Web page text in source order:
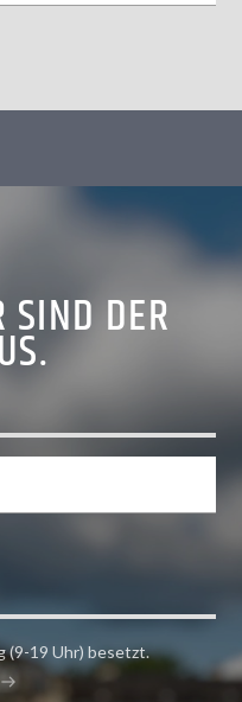
SIND DER
(9-19 Uhr) besetzt.